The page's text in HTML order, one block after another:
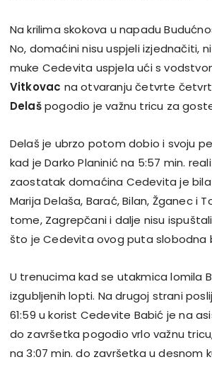
Na krilima skokova u napadu
No, domaćini nisu uspjeli izjednačiti,
muke Cedevita uspjela ući s
Vitkovac na otvaranju četvrte
Delašpogodio je važnu tricu za
Delaš je ubrzo potom dobio i svoju
kad je Darko Planinić na 5:57 min.
zaostatak domaćina Cedevita je bila
Marija Delaša, Barać, Bilan, Žganec i
tome, Zagrepčani i dalje nisu
što je Cedevita ovog puta slobodna
U trenucima kad se utakmica lomila
izgubljenih lopti. Na drugoj strani
61:59 u korist Cedevite Babić je na
do završetka pogodio vrlo važnu
na 3:07 min. do završetka u desnom